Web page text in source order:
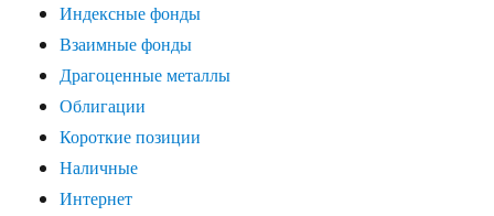
Индексные фонды
Взаимные фонды
Драгоценные металлы
Облигации
Короткие позиции
Наличные
Интернет